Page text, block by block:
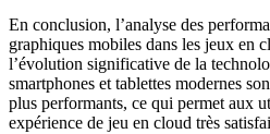
En conclusion, l’analyse des
graphiques mobiles dans les jeux en
l’évolution significative de la
smartphones et tablettes modernes
plus performants, ce qui permet aux
expérience de jeu en cloud très